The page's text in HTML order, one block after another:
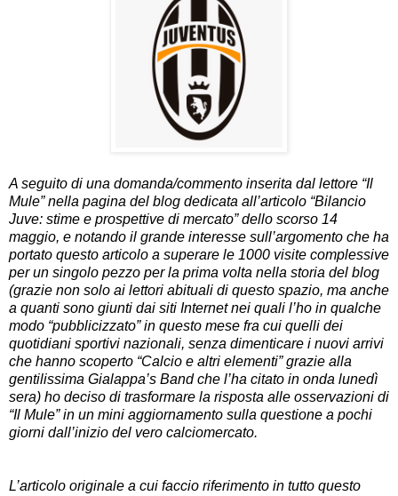
A seguito di una domanda/commento inserita dal lettore “Il
Mule” nella pagina del blog dedicata all’articolo “Bilancio
Juve: stime e prospettive di mercato” dello scorso 14
maggio, e notando il grande interesse sull’argomento che ha
portato questo articolo a superare le 1000 visite complessive
per un singolo pezzo per la prima volta nella storia del blog
(grazie non solo ai lettori abituali di questo spazio, ma anche
a quanti sono giunti dai siti Internet nei quali l’ho in qualche
modo “pubblicizzato” in questo mese fra cui quelli dei
quotidiani sportivi nazionali, senza dimenticare i nuovi arrivi
che hanno scoperto “Calcio e altri elementi” grazie alla
gentilissima Gialappa’s Band che l’ha citato in onda lunedì
sera) ho deciso di trasformare la risposta alle osservazioni di
“Il Mule” in un mini aggiornamento sulla questione a pochi
giorni dall’inizio del vero calciomercato.
L’articolo originale a cui faccio riferimento in tutto questo